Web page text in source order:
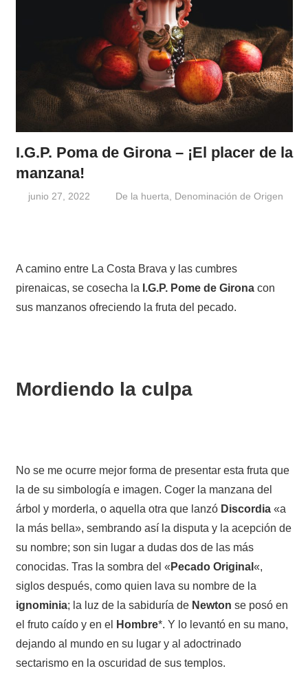
I.G.P. Poma de Girona – ¡El placer de la
manzana!
junio 27, 2022 Windrose
De la huerta Denominación de Origen
A camino entre La Costa Brava y las cumbres
pirenaicas, se cosecha la I.G.P. Pome de Gironacon
sus manzanos ofreciendo la fruta del pecado.
Mordiendo la culpa
No se me ocurre mejor forma de presentar esta fruta que
la de su simbología e imagen. Coger la manzana del
árbol y morderla, o aquella otra que lanzó Discordia«a
la más bella», sembrando así la disputa y la acepción de
su nombre; son sin lugar a dudas dos de las más
conocidas. Tras la sombra del « Pecado Original «,
siglos después, como quien lava su nombre de la
ignominia; la luz de la sabiduría de Newton se posó en
el fruto caído y en el
Hombre*. Y lo levantó en su mano,
dejando al mundo en su lugar y al adoctrinado
sectarismo en la oscuridad de sus templos.